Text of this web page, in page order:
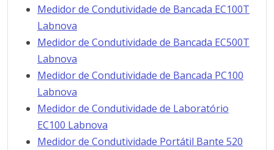
Medidor de Condutividade de Bancada EC100T
Labnova
Medidor de Condutividade de Bancada EC500T
Labnova
Medidor de Condutividade de Bancada PC100
Labnova
Medidor de Condutividade de Laboratório
EC100 Labnova
Medidor de Condutividade Portátil Bante 520